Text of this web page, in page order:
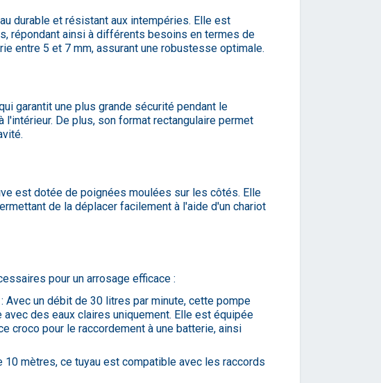
durable et résistant aux intempéries. Elle est
répondant ainsi à différents besoins en termes de
entre 5 et 7 mm, assurant une robustesse optimale.
garantit une plus grande sécurité pendant le
De plus, son format rectangulaire permet
est dotée de poignées moulées sur les côtés. Elle
de la déplacer facilement à l'aide d'un chariot
pour un arrosage efficace :
un débit de 30 litres par minute, cette pompe
des eaux claires uniquement. Elle est équipée
croco pour le raccordement à une batterie, ainsi
10 mètres, ce tuyau est compatible avec les raccords